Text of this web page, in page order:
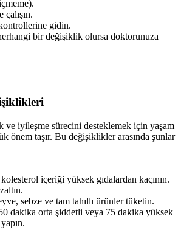
çalışın.
gidin.
bir değişiklik olursa doktorunuza
ve iyileşme sürecini desteklemek için yaşam
önem taşır. Bu değişiklikler arasında şunlar
içeriği yüksek gıdalardan kaçının.
sebze ve tam tahıllı ürünler tüketin.
dakika orta şiddetli veya 75 dakika yüksek